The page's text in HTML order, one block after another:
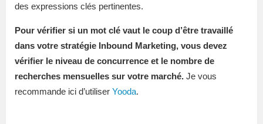
des expressions clés pertinentes.
Pour vérifier si un mot clé vaut le coup d’être travaillé
dans votre stratégie Inbound Marketing, vous devez
vérifier le niveau de concurrence et le nombre de
recherches mensuelles sur votre marché. Je vous
recommande ici d’utiliser Yooda.